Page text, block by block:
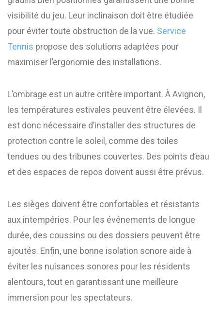
visibilité du jeu. Leur inclinaison doit être étudiée
pour éviter toute obstruction de la vue. Service
Tennis propose des solutions adaptées pour
maximiser l’ergonomie des installations.
L’ombrage est un autre critère important. À Avignon,
les températures estivales peuvent être élevées. Il
est donc nécessaire d’installer des structures de
protection contre le soleil, comme des toiles
tendues ou des tribunes couvertes. Des points d’eau
et des espaces de repos doivent aussi être prévus.
Les sièges doivent être confortables et résistants
aux intempéries. Pour les événements de longue
durée, des coussins ou des dossiers peuvent être
ajoutés. Enfin, une bonne isolation sonore aide à
éviter les nuisances sonores pour les résidents
alentours, tout en garantissant une meilleure
immersion pour les spectateurs.